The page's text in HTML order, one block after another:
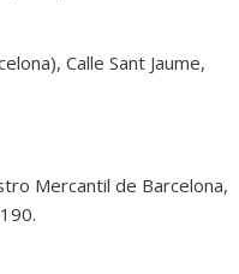
Calle Sant Jaume,
Mercantil de Barcelona,